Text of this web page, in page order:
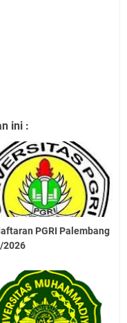
ini :
PGRI Palembang
2026